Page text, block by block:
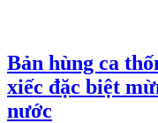
Bản hùng ca
xiếc đặc biệt
nước